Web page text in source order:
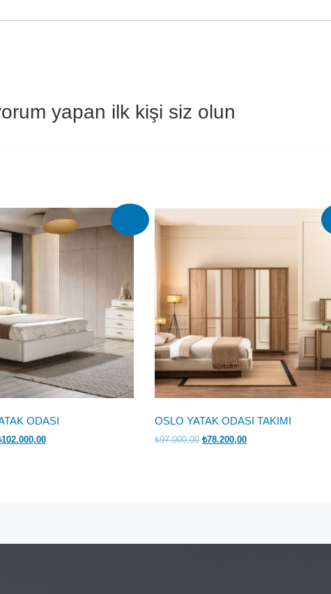
yapan ilk kişi siz olun
ODASI
102.000,00Şu
OSLO YATAK ODASI TAKIMI
₺97.000,00 Orijinal
₺78.200,00Şu